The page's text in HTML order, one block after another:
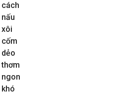
cách
nấu
xôi
cốm
dẻo
thơm
ngon
khó